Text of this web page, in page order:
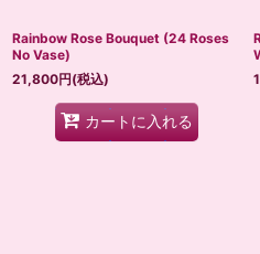
Rainbow Rose Bouquet (24 Roses
No Vase)
21,800円(税込)
カートに入れる